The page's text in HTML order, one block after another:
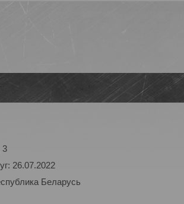
3
26.07.2022
Беларусь